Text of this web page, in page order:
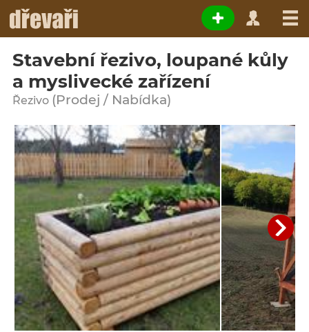
Stavební řezivo, loupané kůly
a myslivecké zařízení
Řezivo (Prodej / Nabídka)